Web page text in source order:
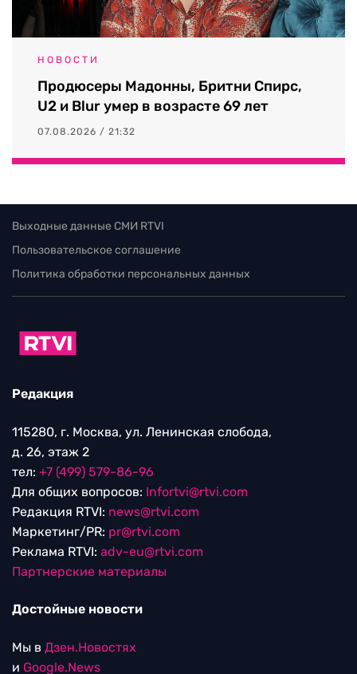
НОВОСТИ
Продюсеры Мадонны, Бритни Спирс,
U2 и Blur умер в возрасте 69 лет
07.08.2026 / 21:32
Выходные данные СМИ RTVI
Пользовательское соглашение
Политика обработки персональных данных
Редакция
115280, г. Москва, ул. Ленинская слобода,
д. 26, этаж 2
тел: +7 (499) 579-86-96
Для общих вопросов: Infortvi@rtvi.com
Редакция RTVI: news@rtvi.com
Маркетинг/PR: pr@rtvi.com
Реклама RTVI: adv-eu@rtvi.com
Партнерские материалы
Достойные новости
Мы в Дзен.Новостях
и Google.News